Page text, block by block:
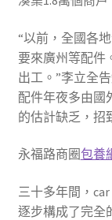
“以前，全國各
要來廣州等配件
出工。”李立全
配件年夜多由國
的估計缺乏，招
永福路商圈包養
三十多年間，
逐步構成了完全